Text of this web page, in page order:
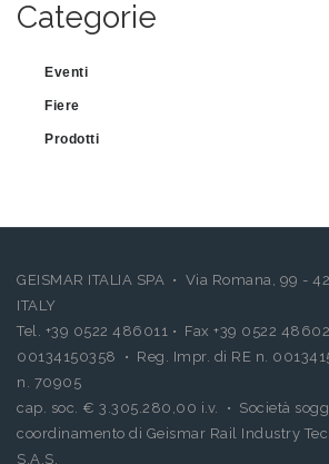
Categorie
Eventi
Fiere
Prodotti
GEISMAR ITALIA SPA • Via Romana, 99 -
ITALY
Tel. +39 0522 486011 • Fax +39 0522
00134150358 • Reg. Impr. di RE n.
n. 70905
cap. soc. € 3.305.280,00 i.v. • Società
coordinamento di Geismar Rail Industry
S.A.S.